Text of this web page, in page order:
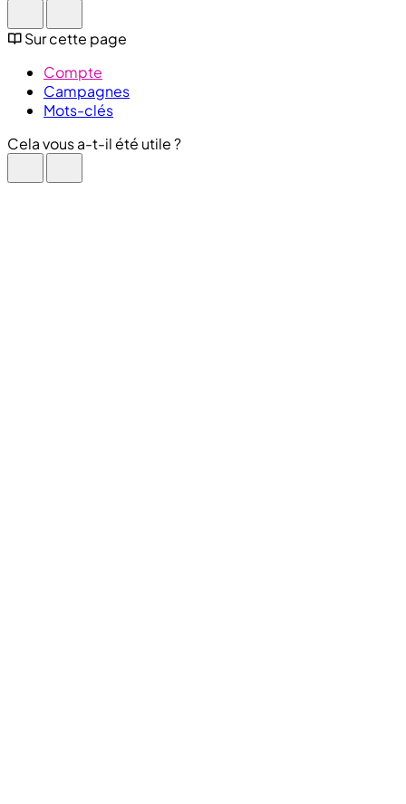
Sur cette page
Compte
Campagnes
Mots-clés
Cela vous a-t-il été utile ?